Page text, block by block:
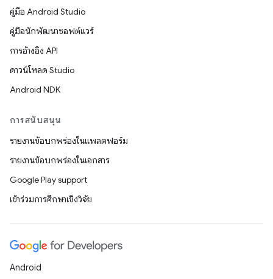
คู่มือ Android Studio
คู่มือนักพัฒนาซอฟต์แวร์
การอ้างอิง API
ดาวน์โหลด Studio
Android NDK
การสนับสนุน
รายงานข้อบกพร่องในแพลตฟอร์ม
รายงานข้อบกพร่องในเอกสาร
Google Play support
เข้าร่วมการศึกษาเชิงวิจัย
Android